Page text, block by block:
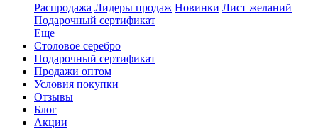
Распродажа Лидеры продаж Новинки Лист желаний
Подарочный сертификат
Еще
Столовое серебро
Подарочный сертификат
Продажи оптом
Условия покупки
Отзывы
Блог
Акции